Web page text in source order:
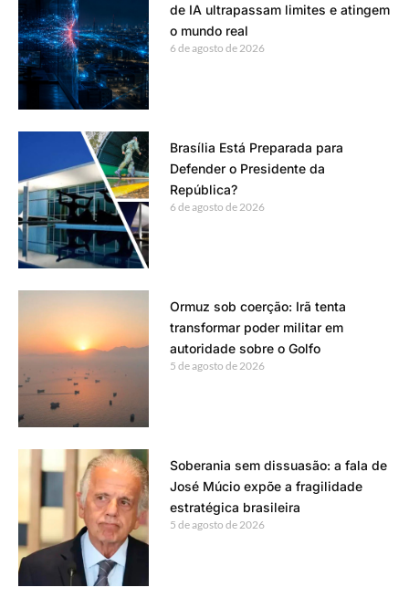
de IA ultrapassam limites e atingem
o mundo real
6 de agosto de 2026
Brasília Está Preparada para
Defender o Presidente da
República?
6 de agosto de 2026
Ormuz sob coerção: Irã tenta
transformar poder militar em
autoridade sobre o Golfo
5 de agosto de 2026
Soberania sem dissuasão: a fala de
José Múcio expõe a fragilidade
estratégica brasileira
5 de agosto de 2026